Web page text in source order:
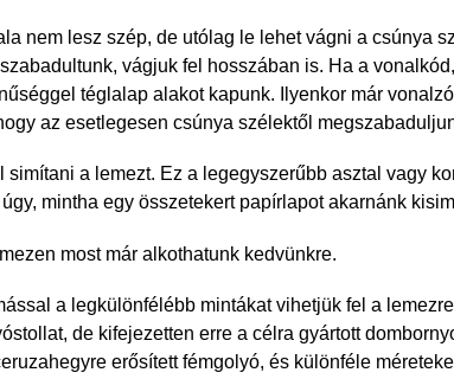
nem lesz szép, de utólag le lehet vágni a csúnya
vágjuk fel hosszában is. Ha a
téglalap alakot kapunk. Ilyenkor már
az esetlegesen csúnya szélektől
simítani a lemezt. Ez a legegyszerűbb asztal vagy
mintha egy összetekert papírlapot akarnánk
most már alkothatunk kedvünkre.
a legkülönfélébb mintákat vihetjük fel a
de kifejezetten erre a célra gyártott
erősített fémgolyó, és különféle